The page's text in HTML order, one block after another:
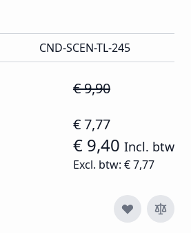
CND-SCEN-TL-245
€ 9,90
€ 7,77
€ 9,40 Incl. btw
Excl. btw: € 7,77